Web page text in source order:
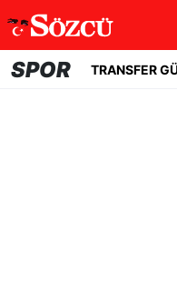
SPOR TRANSFER